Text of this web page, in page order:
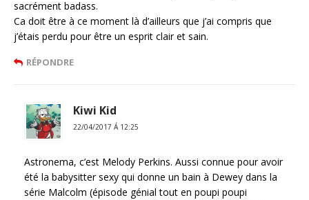
sacrément badass.
Ca doit être à ce moment là d’ailleurs que j’ai compris que
j’étais perdu pour être un esprit clair et sain.
RÉPONDRE
Kiwi Kid
22/04/2017 Á 12:25
Astronema, c’est Melody Perkins. Aussi connue pour avoir
été la babysitter sexy qui donne un bain à Dewey dans la
série Malcolm (épisode génial tout en poupi poupi